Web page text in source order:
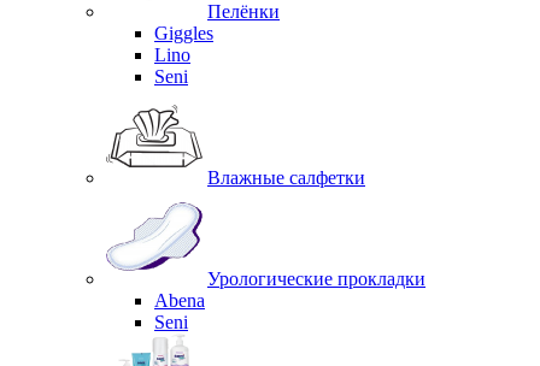
Пелёнки
Giggles
Lino
Seni
Влажные салфетки
Урологические прокладки
Abena
Seni